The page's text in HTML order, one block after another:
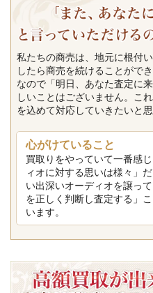
私たちの商売は、地元に根付
したら商売を続けることがで
なので「明日、あなた査定に
しいことはございません。こ
を込めて対応していきたいと思
心がけていること
買取りをやっていて一番感
ィオに対する思いは様々」
い出深いオーディオを譲っ
を正しく判断し査定する」
います。